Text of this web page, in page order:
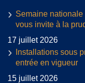
Semaine
vous invite à la
17 juillet 2026
Installations sous
entrée en vigueur
15 juillet 2026